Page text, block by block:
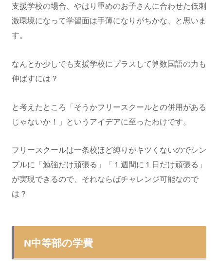
支援学校の場合、やはり重めのお子さんに合わせた低刺
激環境になって学習面は手薄になりがちかな、と思いま
す。
なんとか少しでも支援学校にプラスして算数国語の力も
伸ばすには？
と考えたところ「そうかフリースクールとの併用がある
じゃないか！」というアイデアに至ったわけです。
フリースクールは一条校ほど縛りがキツくないのでシン
プルに「勉強だけ頑張る」「１週間に１日だけ頑張る」
が実現できるので、それならばチャレンジ可能なので
は？
N中等部の学費